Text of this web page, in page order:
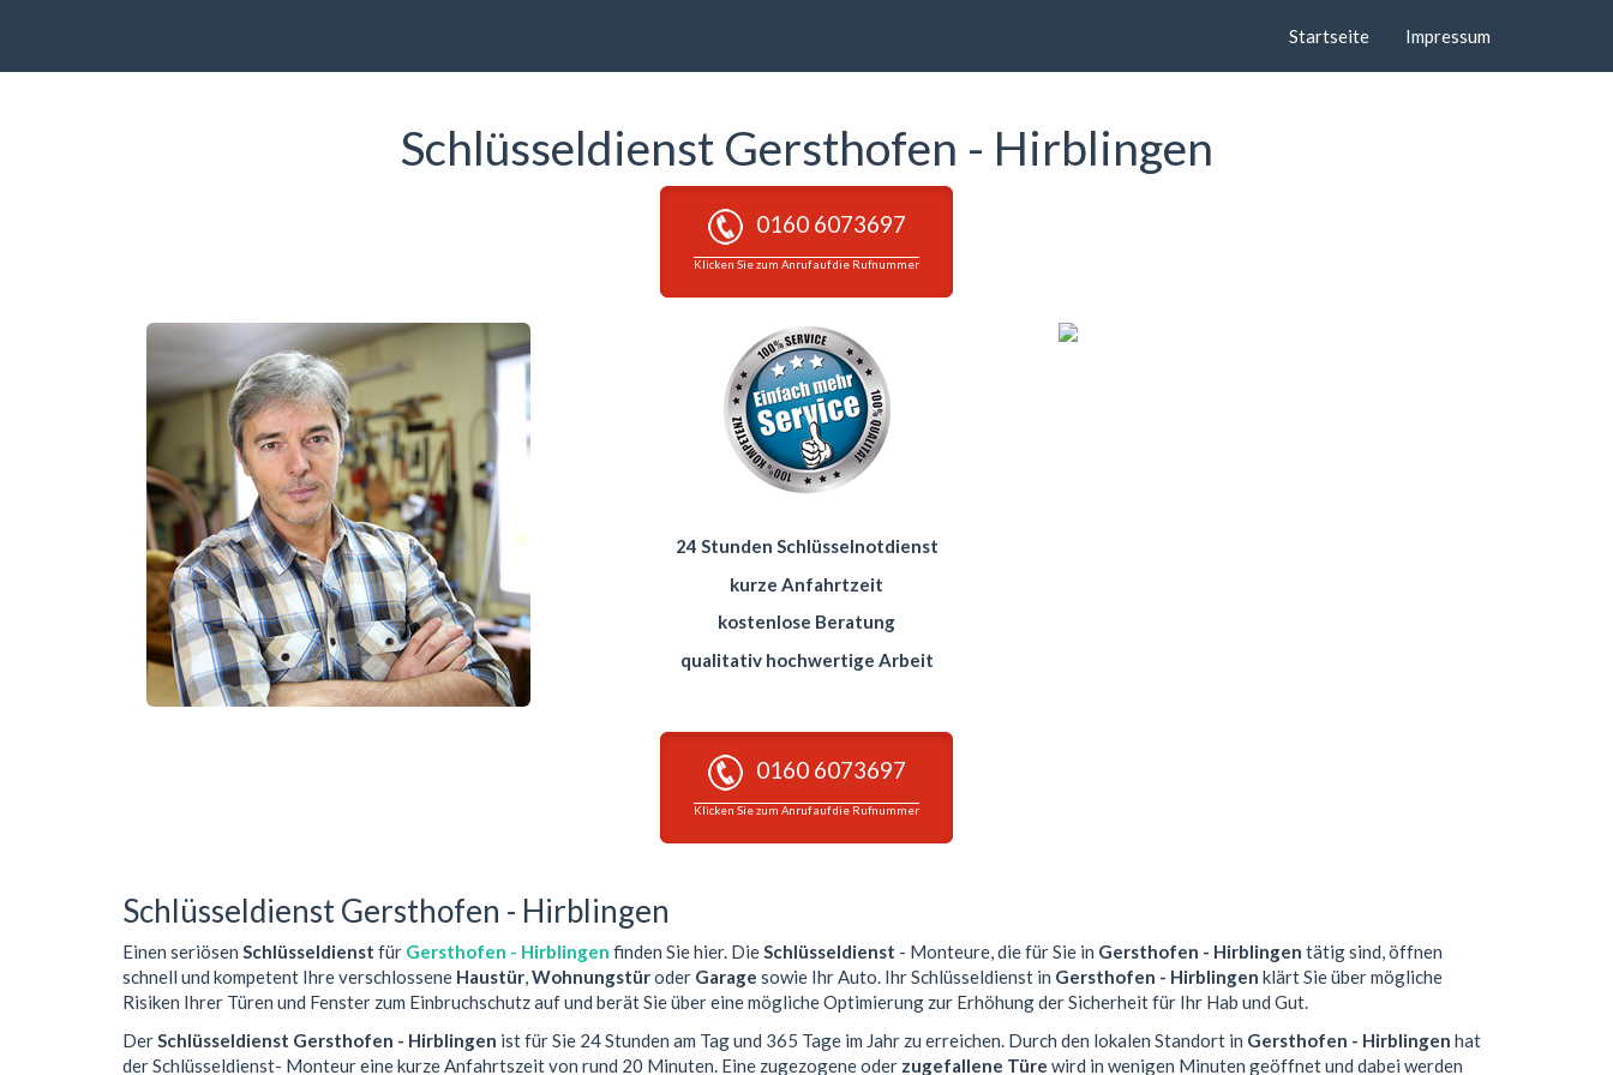
Startseite Impressum
Schlüsseldienst Gersthofen - Hirblingen
0160 6073697
Klicken Sie zum Anruf auf die Rufnummer
24 Stunden Schlüsselnotdienst
kurze Anfahrtzeit
kostenlose Beratung
qualitativ hochwertige Arbeit
0160 6073697
Klicken Sie zum Anruf auf die Rufnummer
Schlüsseldienst Gersthofen - Hirblingen
Einen seriösen Schlüsseldienst für Gersthofen - Hirblingen finden Sie hier. DieSchlüsseldienst - Monteure, die für Sie in Gersthofen - Hirblingen tätig sind, öffnen
schnell und kompetent Ihre verschlossene Haustür,Wohnungstüroder Garage sowie Ihr Auto. Ihr Schlüsseldienst in Gersthofen - Hirblingen klärt Sie über mögliche
Risiken Ihrer Türen und Fenster zum Einbruchschutz auf und berät Sie über eine mögliche Optimierung zur Erhöhung der Sicherheit für Ihr Hab und Gut.
DerSchlüsseldienst Gersthofen - Hirblingen ist für Sie 24 Stunden am Tag und 365 Tage im Jahr zu erreichen. Durch den lokalen Standort in Gersthofen - Hirblingen hat
der Schlüsseldienst- Monteur eine kurze Anfahrtszeit von rund 20 Minuten. Eine zugezogene oder zugefallene Türe wird in wenigen Minuten geöffnet und dabei werden